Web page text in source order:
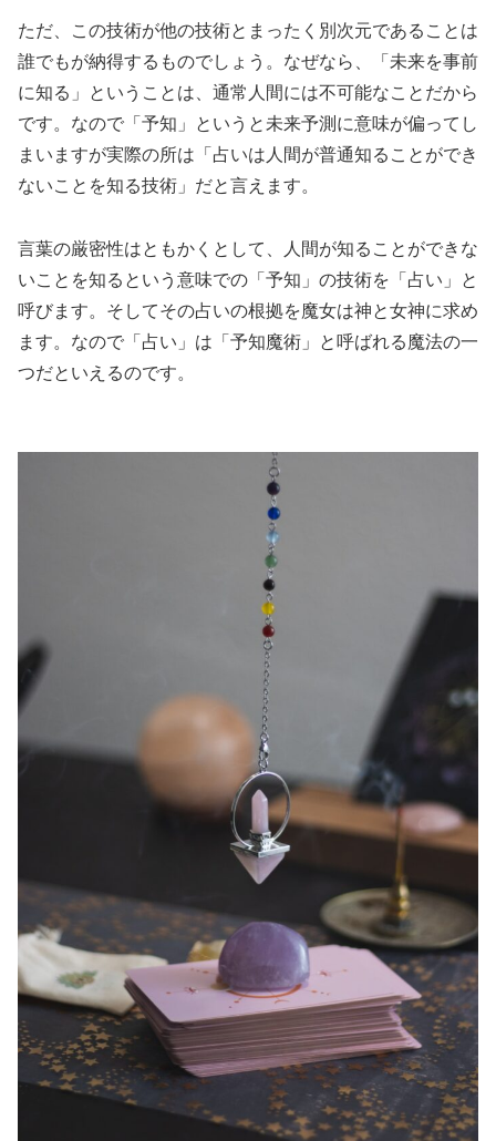
ただ、この技術が他の技術とまったく別次元であることは
誰でもが納得するものでしょう。なぜなら、「未来を事前
に知る」ということは、通常人間には不可能なことだから
です。なので「予知」というと未来予測に意味が偏ってし
まいますが実際の所は「占いは人間が普通知ることができ
ないことを知る技術」だと言えます。
言葉の厳密性はともかくとして、人間が知ることができな
いことを知るという意味での「予知」の技術を「占い」と
呼びます。そしてその占いの根拠を魔女は神と女神に求め
ます。なので「占い」は「予知魔術」と呼ばれる魔法の一
つだといえるのです。